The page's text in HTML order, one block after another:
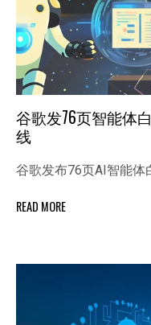
谷歌发76页智能体
线
谷歌发布76页AI智能体
READ MORE